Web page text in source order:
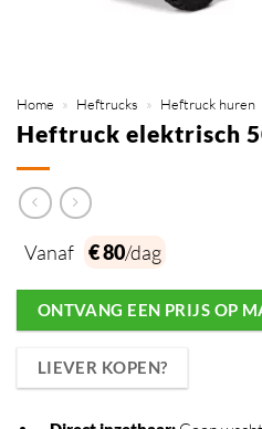
Home » Heftrucks » Heftruck huren
Heftruck elektrisch
Vanaf € 80/dag
ONTVANG EEN PRIJS OP
LIEVER KOPEN?